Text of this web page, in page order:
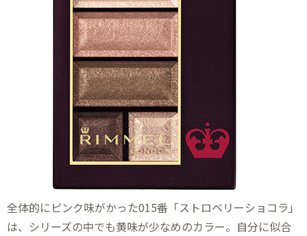
全体的にピンク味がかった015番「ストロベリーショコラ」
は、シリーズの中でも黄味が少なめのカラー。自分に似合